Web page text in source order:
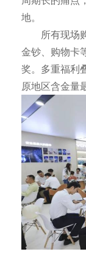
地。
所有现场
金钞、购物卡
奖。多重福利
原地区含金量